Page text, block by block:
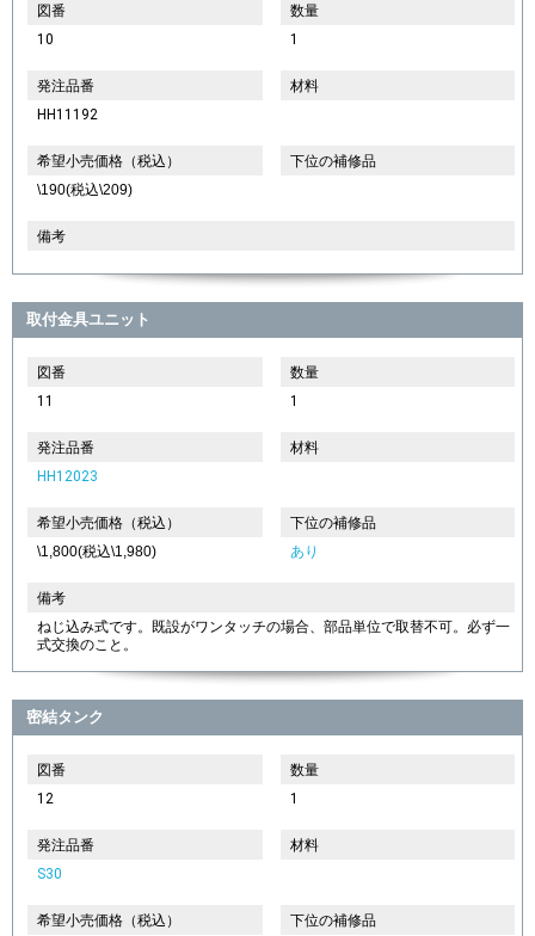
図番
10
数量
1
発注品番
HH11192
材料
希望小売価格（税込）
\190(税込\209)
下位の補修品
備考
取付金具ユニット
図番
11
数量
1
発注品番
HH12023
材料
希望小売価格（税込）
\1,800(税込\1,980)
下位の補修品
あり
備考
ねじ込み式です。既設がワンタッチの場合、部品単位で取替不可。必ず一
式交換のこと。
密結タンク
図番
12
数量
1
発注品番
S30
材料
希望小売価格（税込） 下位の補修品